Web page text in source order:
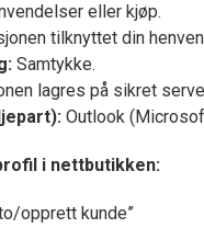
eller kjøp.
tilknyttet din
Samtykke.
lagres på sikret
Outlook
i nettbutikken:
opprett kunde”